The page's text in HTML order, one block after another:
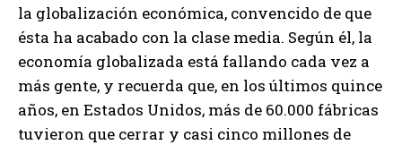
la globalización económica, convencido de que
ésta ha acabado con la clase media. Según él, la
economía globalizada está fallando cada vez a
más gente, y recuerda que, en los últimos quince
años, en Estados Unidos, más de 60.000 fábricas
tuvieron que cerrar y casi cinco millones de